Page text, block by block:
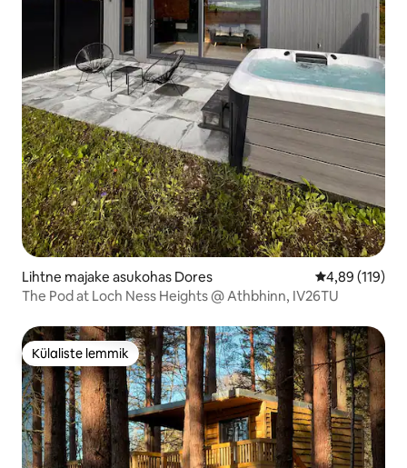
Lihtne majake asukohas Dores Keskmine
4,89 (119)
The Pod at Loch Ness Heights @ Athbhinn, IV26TU
Külaliste lemmik
Külaliste lemmik